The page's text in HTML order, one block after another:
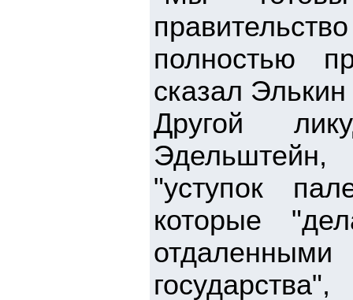
полностью
сказал
Другой
"уступок
которые
отдаленными